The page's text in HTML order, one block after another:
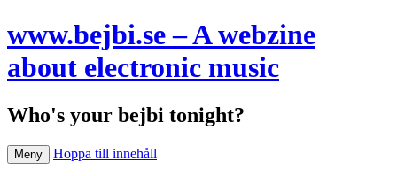
www.bejbi.se – A webzine
about electronic music
Who's your bejbi tonight?
Meny Hoppa till innehåll